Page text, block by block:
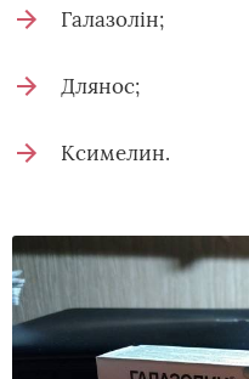
Галазолін;
Длянос;
Ксимелин.